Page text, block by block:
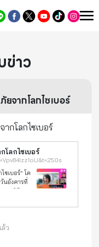
ข่าว
จากโลกไซเบอร์
กโลกไซเบอร์
โลกไซเบอร์
ซเบอร์" โค
นอังคารที่
น. พลินี
ศไทย) .
ว